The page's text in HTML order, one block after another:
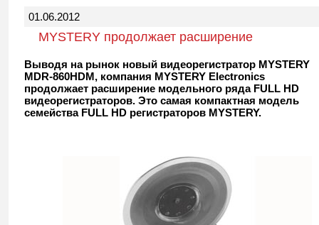
01.06.2012
MYSTERY продолжает расширение
модельного ряда FULL HD
видеорегистраторов
Выводя на рынок новый видеорегистратор MYSTERY
MDR-860HDM, компания MYSTERY Electronics
продолжает расширение модельного ряда FULL HD
видеорегистраторов. Это самая компактная модель
семейства FULL HD регистраторов MYSTERY.